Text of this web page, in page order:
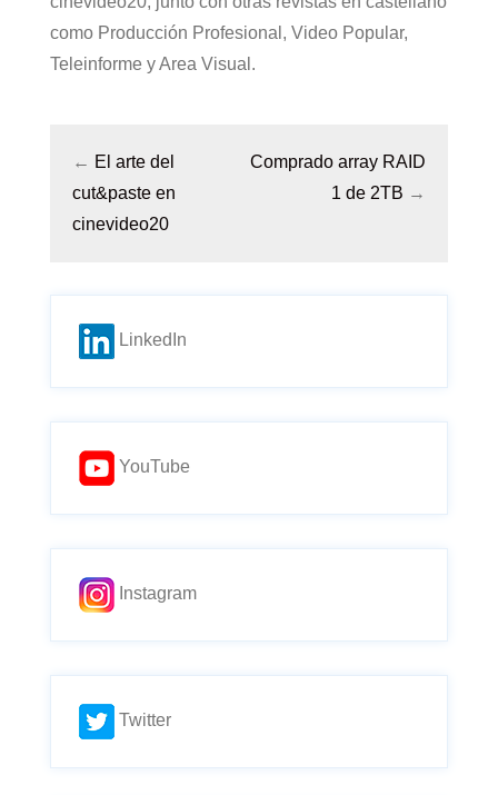
como Producción Profesional, Video Popular,
Teleinforme y Area Visual.
← El arte del
cut&paste en
cinevideo20
Comprado array RAID
1 de 2TB →
LinkedIn
YouTube
Instagram
Twitter